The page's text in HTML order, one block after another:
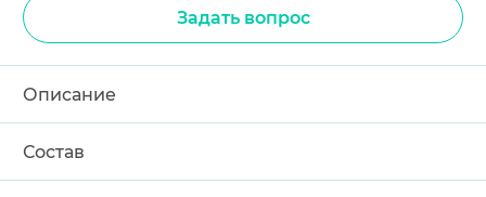
Задать вопрос
Описание
Состав